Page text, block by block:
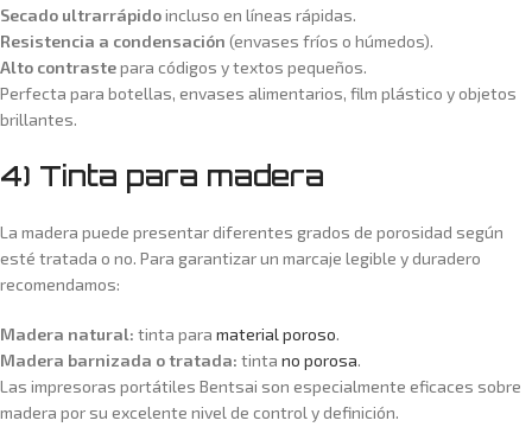
Secado ultrarrápidoincluso en líneas rápidas.
Resistencia a condensación (envases fríos o húmedos).
Alto contrastepara códigos y textos pequeños.
Perfecta para botellas, envases alimentarios, film plástico y objetos
brillantes.
4) Tinta para madera
La madera puede presentar diferentes grados de porosidad según
esté tratada o no. Para garantizar un marcaje legible y duradero
recomendamos:
Madera natural: tinta para material poroso.
Madera barnizada o tratada: tinta no porosa.
Las impresoras portátiles Bentsai son especialmente eficaces sobre
madera por su excelente nivel de control y definición.